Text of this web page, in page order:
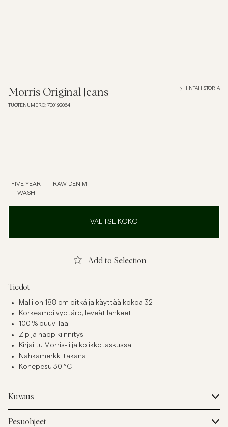
Paidat
T-paidat
AlusvaatteetAlusvaatteet
Morris Original Jeans
TUOTENUMERO: 700192064
HINTAHISTORIA
FIVE YEAR
WASH
RAW DENIM
VALITSE KOKO
Add to Selection
Tiedot
Malli on 188 cm pitkä ja käyttää kokoa 32
Korkeampi vyötärö, leveät lahkeet
100 % puuvillaa
Zip ja nappikiinnitys
Kirjailtu Morris-lilja kolikkotaskussa
Nahkamerkki takana
Konepesu 30 °C
Kuvaus
Pesuohjeet